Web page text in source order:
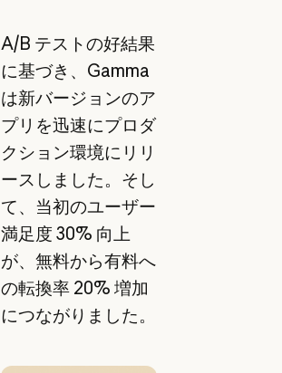
A/B テストの好結果
に基づき、Gamma
は新バージョンのア
プリを迅速にプロダ
クション環境にリリ
ースしました。そし
て、当初のユーザー
満足度 30% 向上
が、無料から有料へ
の転換率 20% 増加
につながりました。